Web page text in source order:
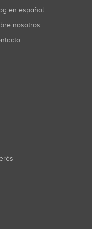
en español
nosotros